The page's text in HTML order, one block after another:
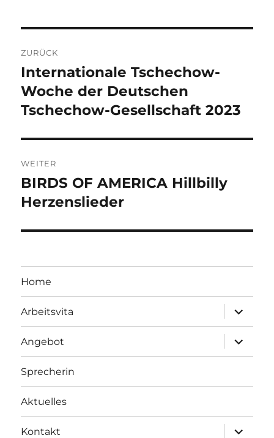
ZURÜCK
Vorheriger
Beitrag:
Internationale Tschechow-
Woche der Deutschen
Tschechow-Gesellschaft 2023
WEITER
Nächster
Beitrag:
BIRDS OF AMERICA Hillbilly
Herzenslieder
Home
Arbeitsvita
öffnen
Angebot
öffnen
Sprecherin
Aktuelles
Kontakt